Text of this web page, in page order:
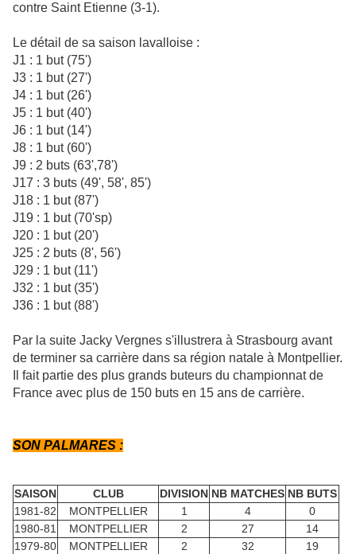
contre Saint Etienne (3-1).
Le détail de sa saison lavalloise :
J1 : 1 but (75')
J3 : 1 but (27')
J4 : 1 but (26')
J5 : 1 but (40')
J6 : 1 but (14')
J8 : 1 but (60')
J9 : 2 buts (63',78')
J17 : 3 buts (49', 58', 85')
J18 : 1 but (87')
J19 : 1 but (70'sp)
J20 : 1 but (20')
J25 : 2 buts (8', 56')
J29 : 1 but (11')
J32 : 1 but (35')
J36 : 1 but (88')
Par la suite Jacky Vergnes s'illustrera à Strasbourg avant
de terminer sa carrière dans sa région natale à Montpellier.
Il fait partie des plus grands buteurs du championnat de
France avec plus de 150 buts en 15 ans de carrière.
SON PALMARES :
SAISON CLUB DIVISION NB MATCHES NB BUTS
1981-82
MONTPELLIER 1 4
0
1980-81
MONTPELLIER 2 27
14
1979-80
MONTPELLIER 2 32
19